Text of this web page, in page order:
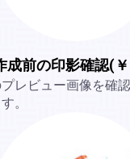
成前の印影確認(
レビュー画像を確
。